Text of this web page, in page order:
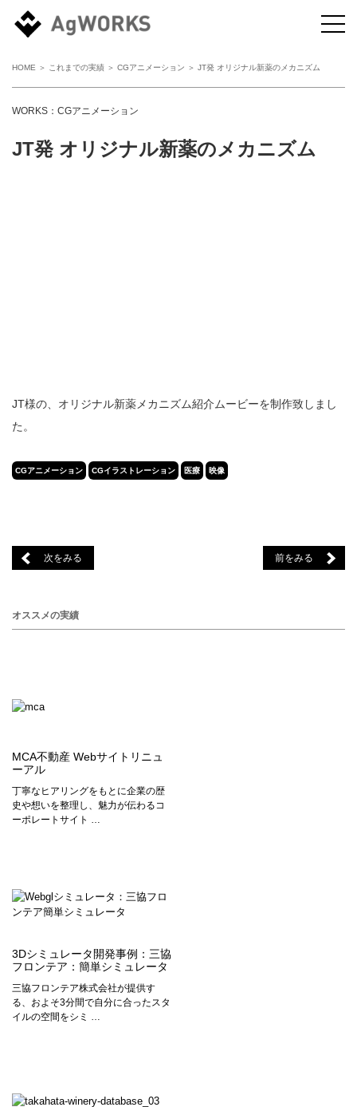
HOME ＞ これまでの実績 ＞ CGアニメーション ＞ JT発 オリジナル新薬のメカニズム
WORKS：CGアニメーション
JT発 オリジナル新薬のメカニズム
JT様の、オリジナル新薬メカニズム紹介ムービーを制作致しまし
た。
CGアニメーション CGイラストレーション 医療 映像
次をみる 前をみる
オススメの実績
MCA不動産 Webサイトリニュ
ーアル
丁寧なヒアリングをもとに企業の歴
史や想いを整理し、魅力が伝わるコ
ーポレートサイト …
3Dシミュレータ開発事例：三協
フロンテア：簡単シミュレータ
三協フロンテア株式会社が提供す
る、およそ3分間で自分に合ったスタ
イルの空間をシミ …